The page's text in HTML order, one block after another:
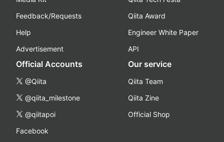
Feedback/Requests
Help
Advertisement
Qiita Award
Engineer White Paper
API
Official Accounts
@Qiita
@qiita_milestone
@qiitapoi
Facebook
Our service
Qiita Team
Qiita Zine
Official Shop